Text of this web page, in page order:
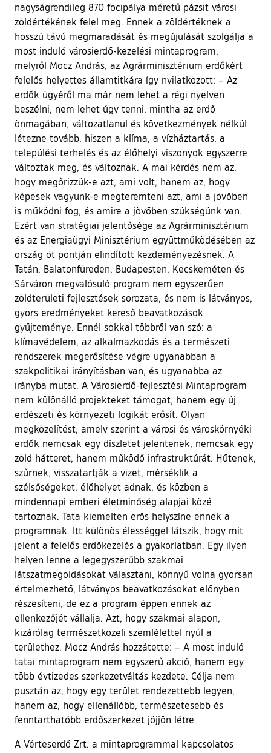
nagyságrendileg 870 focipálya méretű pázsit városi
zöldértékének felel meg. Ennek a zöldértéknek a
hosszú távú megmaradását és megújulását szolgálja a
most induló városierdő-kezelési mintaprogram,
melyről Mocz András, az Agrárminisztérium erdőkért
felelős helyettes államtitkára így nyilatkozott: – Az
erdők ügyéről ma már nem lehet a régi nyelven
beszélni, nem lehet úgy tenni, mintha az erdő
önmagában, változatlanul és következmények nélkül
létezne tovább, hiszen a klíma, a vízháztartás, a
települési terhelés és az élőhelyi viszonyok egyszerre
változtak meg, és változnak. A mai kérdés nem az,
hogy megőrizzük-e azt, ami volt, hanem az, hogy
képesek vagyunk-e megteremteni azt, ami a jövőben
is működni fog, és amire a jövőben szükségünk van.
Ezért van stratégiai jelentősége az Agrárminisztérium
és az Energiaügyi Minisztérium együttműködésében az
ország öt pontján elindított kezdeményezésnek. A
Tatán, Balatonfüreden, Budapesten, Kecskeméten és
Sárváron megvalósuló program nem egyszerűen
zöldterületi fejlesztések sorozata, és nem is látványos,
gyors eredményeket kereső beavatkozások
gyűjteménye. Ennél sokkal többről van szó: a
klímavédelem, az alkalmazkodás és a természeti
rendszerek megerősítése végre ugyanabban a
szakpolitikai irányításban van, és ugyanabba az
irányba mutat. A Városierdő-fejlesztési Mintaprogram
nem különálló projekteket támogat, hanem egy új
erdészeti és környezeti logikát erősít. Olyan
megközelítést, amely szerint a városi és városkörnyéki
erdők nemcsak egy díszletet jelentenek, nemcsak egy
zöld hátteret, hanem működő infrastruktúrát. Hűtenek,
szűrnek, visszatartják a vizet, mérséklik a
szélsőségeket, élőhelyet adnak, és közben a
mindennapi emberi életminőség alapjai közé
tartoznak. Tata kiemelten erős helyszíne ennek a
programnak. Itt különös élességgel látszik, hogy mit
jelent a felelős erdőkezelés a gyakorlatban. Egy ilyen
helyen lenne a legegyszerűbb szakmai
látszatmegoldásokat választani, könnyű volna gyorsan
értelmezhető, látványos beavatkozásokat előnyben
részesíteni, de ez a program éppen ennek az
ellenkezőjét vállalja. Azt, hogy szakmai alapon,
kizárólag természetközeli szemlélettel nyúl a
területhez. Mocz András hozzátette: – A most induló
tatai mintaprogram nem egyszerű akció, hanem egy
több évtizedes szerkezetváltás kezdete. Célja nem
pusztán az, hogy egy terület rendezettebb legyen,
hanem az, hogy ellenállóbb, természetesebb és
fenntarthatóbb erdőszerkezet jöjjön létre.
A Vérteserdő Zrt. a mintaprogrammal kapcsolatos